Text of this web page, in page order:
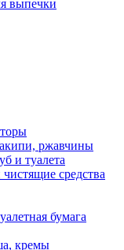
выпечки
ржавчины
и туалета
средства
бумага
кремы